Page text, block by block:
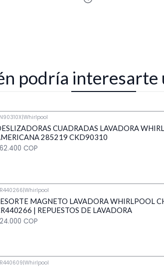
podría interesarte
|Whirlpool
CUADRADAS LAVADORA
285219 CKD90310
COP
|Whirlpool ​
MAGNETO LAVADORA WHIRLPOOL
| REPUESTOS DE LAVADORA
COP
|Whirlpool